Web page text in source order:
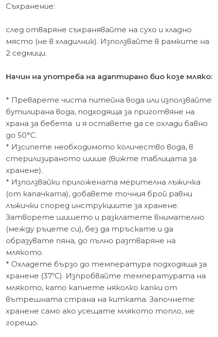
Съхранение:
след отваряне съхранявайте на сухо и хладно
място (не в хладилник). Използвайте в рамките на
2 седмици.
Начин на употреба на адаптирано био козе мляко:
* Преварете чиста питейна вода или използвайте
бутилирана вода, подходяща за приготвяне на
храна за бебета и я оставете да се охлади бавно
до 50°C.
* Изсипете необходимото количество вода, в
стерилизираното шише (вижте таблицата за
хранене).
* Използвайки приложената мерителна лъжичка
(от капачката), добавете точния брой равни
лъжички според инструкциите за хранене.
Затворете шишето и разклатете внимателно
(между ръцете си), без да тръскате и да
образувате пяна, до пълно разтваряне на
млякото.
* Охладете бързо до температура подходяща за
хранене (37ºC). Изпробвайте температурата на
млякото, като капнете няколко капки от
вътрешната страна на китката. Започнете
хранене само ако усещате млякото топло, не
горещо.